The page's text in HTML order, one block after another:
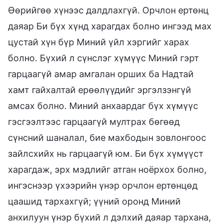
Өөрийгөө хүнээс далдлахгүй. Орчлон ертөнц
даяар Би бүх хүнд харагдах болно ингээд мах
цустай хүн бүр Миний үйл хэргийг харах
болно. Бүхий л сүнслэг хүмүүс Миний гэрт
гарцаагүй амар амгалан орших ба Надтай
хамт гайхалтай ерөөлүүдийг эргэлзэнгүй
амсах болно. Миний анхаардаг бүх хүмүүс
гэсгээлтээс гарцаагүй мултрах бөгөөд
сүнсний шаналал, бие махбодын зовлонгоос
зайлсхийх нь гарцаагүй юм. Би бүх хүмүүст
харагдаж, эрх мэдлийг атган ноёрхох болно,
ингэснээр үхээрийн үнэр орчлон ертөнцөд
цаашид тархахгүй; үүний оронд Миний
анхилуун үнэр бүхий л дэлхий даяар тархана,